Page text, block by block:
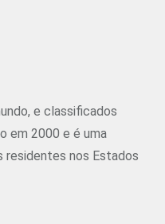
e classificados
em 2000 e é uma
residentes nos Estados